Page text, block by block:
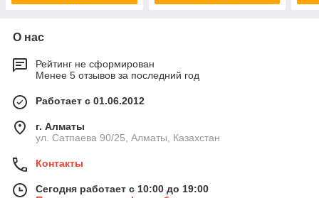
О нас
Рейтинг не сформирован
Менее 5 отзывов за последний год
Работает с 01.06.2012
г. Алматы
ул. Сатпаева 90/25, Алматы, Казахстан
Контакты
Сегодня работает с 10:00 до 19:00